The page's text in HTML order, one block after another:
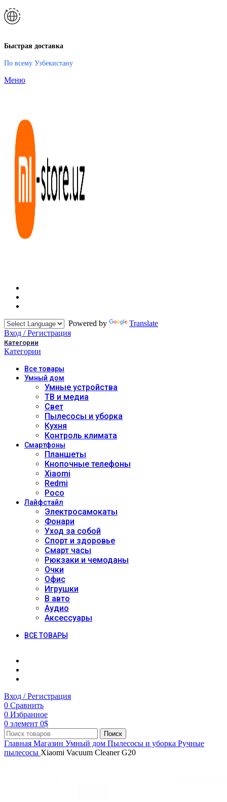
Быстрая доставка
По всему Узбекистану
Меню
Powered by
Translate
Вход / Регистрация
Категории
Категории
Всетовары
Умный дом
Умные устройства
ТВ и медиа
Свет
Пылесосы и уборка
Кухня
Контроль климата
Смартфоны
Планшеты
Кнопочные телефоны
Xiaomi
Redmi
Poco
Лайфстайл
Электросамокаты
Фонари
Уход за собой
Спорт и здоровье
Смарт часы
Рюкзаки и чемоданы
Очки
Офис
Игрушки
В авто
Аудио
Аксессуары
ВСЕ ТОВАРЫ
Вход / Регистрация
0 Сравнить
0 Избранное
0 элемент 0$
Поиск
Главная Магазин Умный дом Пылесосы и уборка Ручные
пылесосы Xiaomi Vacuum Cleaner G20